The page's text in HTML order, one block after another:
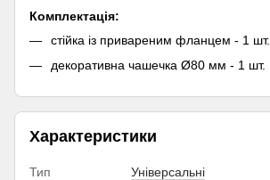
Комплектація:
стійка із привареним фланцем - 1 шт.
декоративна чашечка Ø80 мм - 1 шт.
Характеристики
Тип
Універсальні